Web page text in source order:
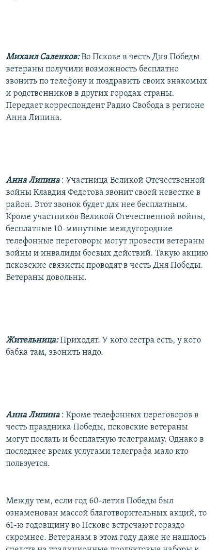
Михаил Саленков: Во Пскове в честь Дня Победы
ветераны получили возможность бесплатно
звонить по телефону и поздравить своих знакомых
и родственников в других городах страны.
Передает корреспондент Радио Свобода в регионе
Анна Липина.
Анна Липина : Участница Великой Отечественной
войны Клавдия Федотова звонит своей невестке в
район. Этот звонок будет для нее бесплатным.
Кроме участников Великой Отечественной войны,
бесплатные 10-минутные междугородние
телефонные переговоры могут провести ветераны
войны и инвалиды боевых действий. Такую акцию
псковские связисты проводят в честь Дня Победы.
Ветераны довольны.
Жительница:Приходят. У кого сестра есть, у кого
бабка там, звонить надо.
Анна Липина : Кроме телефонных переговоров в
честь праздника Победы, псковские ветераны
могут послать и бесплатную телеграмму. Однако в
последнее время услугами телеграфа мало кто
пользуется.
Между тем, если год 60-летия Победы был
ознаменован массой благотворительных акций, то
61-ю годовщину во Пскове встречают гораздо
скромнее. Ветеранам в этом году даже не нашлось